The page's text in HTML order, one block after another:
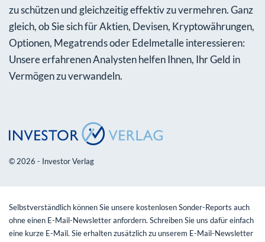
zu schützen und gleichzeitig effektiv zu vermehren. Ganz
gleich, ob Sie sich für Aktien, Devisen, Kryptowährungen,
Optionen, Megatrends oder Edelmetalle interessieren:
Unsere erfahrenen Analysten helfen Ihnen, Ihr Geld in
Vermögen zu verwandeln.
© 2026 - Investor Verlag
Selbstverständlich können Sie unsere kostenlosen Sonder-Reports auch
ohne einen E-Mail-Newsletter anfordern. Schreiben Sie uns dafür einfach
eine kurze E-Mail. Sie erhalten zusätzlich zu unserem E-Mail-Newsletter